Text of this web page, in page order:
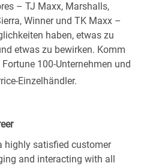
– TJ Maxx, Marshalls,
Winner und TK Maxx –
haben, etwas zu
etwas zu bewirken. Komm
100-Unternehmen und
Einzelhändler.
highly satisfied customer
and interacting with all